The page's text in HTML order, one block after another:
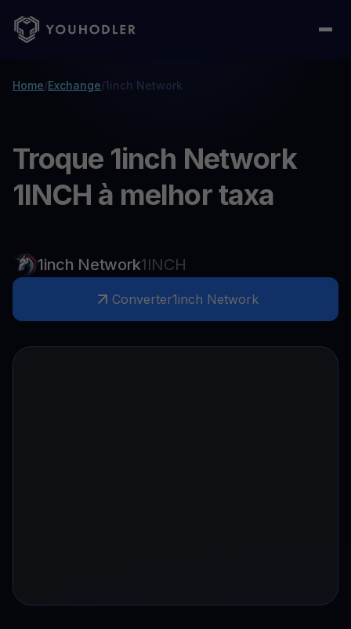
Home/Exchange/1inch Network
Troque 1inch Network
1INCH à melhor taxa
1inch Network1INCH
Converter1inch Network